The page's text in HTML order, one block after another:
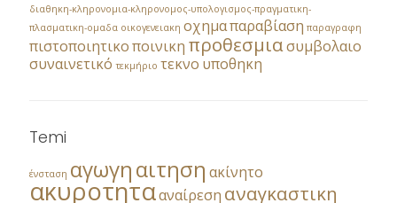
διαθηκη-κληρονομια-κληρονομος-υπολογισμος-πραγματικη-
πλασματικη-ομαδα οικογενειακη οχημαπαραβίαση παραγραφη
πιστοποιητικοποινικη προθεσμιασυμβολαιο
συναινετικό τεκμήριο τεκνο υποθηκη
Temi
ένσταση αγωγηαιτηση ακίνητο
ακυροτητααναίρεση αναγκαστικη